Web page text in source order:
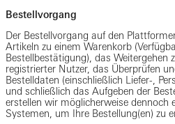
Bestellvorgang
Der Bestellvorgang auf den
Artikeln zu einem Warenkorb
Bestellbestätigung), das Weitergehen
registrierter Nutzer, das Überprüfen
Bestelldaten (einschließlich Liefer-,
und schließlich das Aufgeben der
erstellen wir möglicherweise dennoch
Systemen, um Ihre Bestellung(en) zu